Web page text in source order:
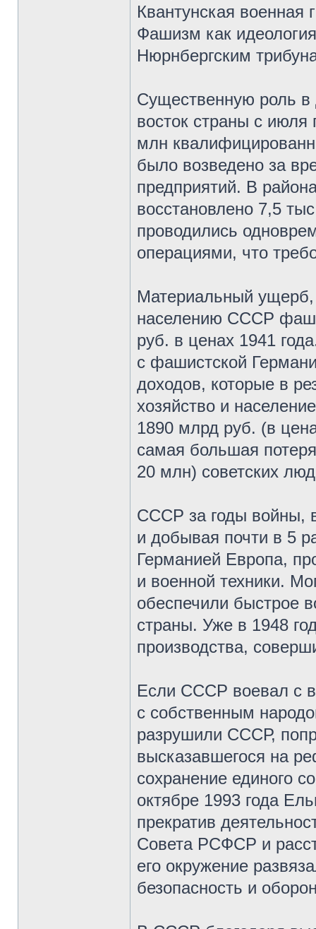
Квантунская военная
Фашизм как
Нюрнбергским
Существенную роль в
восток страны с июля
млн
было возведено за
предприятий. В
восстановлено 7,5
проводились
операциями, что
Материальный ущерб,
населению СССР
руб. в ценах 1941
с фашистской
доходов, которые в
хозяйство и
1890 млрд руб. (в
самая большая
20 млн) советских
СССР за годы войны,
и добывая почти в 5
Германией Европа,
и военной техники.
обеспечили быстрое
страны. Уже в 1948
производства,
Если СССР воевал с
с собственным
разрушили СССР,
высказавшегося на
сохранение единого
октябре 1993 года
прекратив
Совета РСФСР и
его окружение
безопасность и